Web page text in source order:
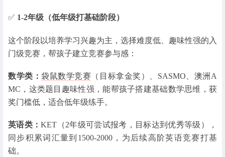
✅ 1-2年级（低年级打基础阶段）
这个阶段以培养学习兴趣为主，选择难度低、趣味性强的入
门级竞赛，帮孩子建立竞赛参与感：
数学类：袋鼠数学竞赛 （目标拿金奖）、SASMO、澳洲A
MC，这类题目趣味性强，能帮孩子搭建基础数学思维，获
奖门槛低，适合低年级练手。
英语类：KET（2年级可尝试报考，目标达到优秀等级），
同步积累词汇量到1500-2000，为后续高阶英语竞赛打基
础。